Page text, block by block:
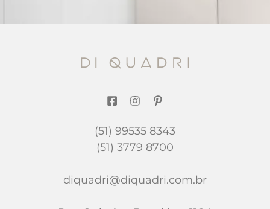
(51) 99535 8343
(51) 3779 8700
diquadri@diquadri.com.br